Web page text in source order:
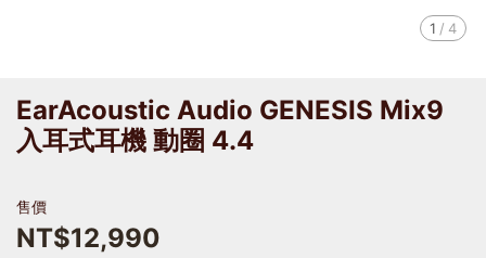
1 / 4
EarAcoustic Audio GENESIS Mix9
入耳式耳機 動圈 4.4
售價
NT$12,990